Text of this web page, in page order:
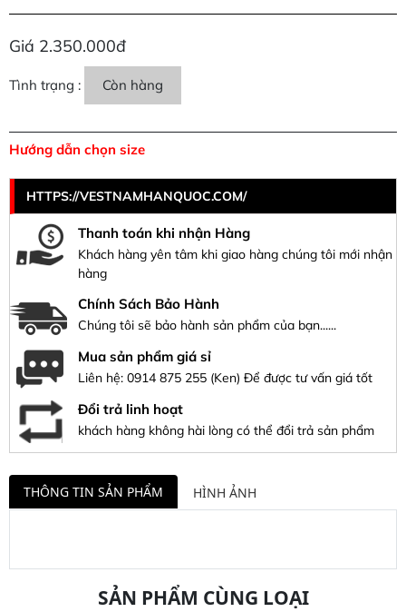
Giá 2.350.000đ
Tình trạng : Còn hàng
Hướng dẫn chọn size
HTTPS://VESTNAMHANQUOC.COM/
Thanh toán khi nhận Hàng
Khách hàng yên tâm khi giao hàng chúng tôi mới nhận
hàng
Chính Sách Bảo Hành
Chúng tôi sẽ bảo hành sản phẩm của bạn......
Mua sản phẩm giá sỉ
Liên hệ: 0914 875 255 (Ken) Để được tư vấn giá tốt
Đổi trả linh hoạt
khách hàng không hài lòng có thể đổi trả sản phẩm
THÔNG TIN SẢN PHẨM HÌNH ẢNH
SẢN PHẨM CÙNG LOẠI